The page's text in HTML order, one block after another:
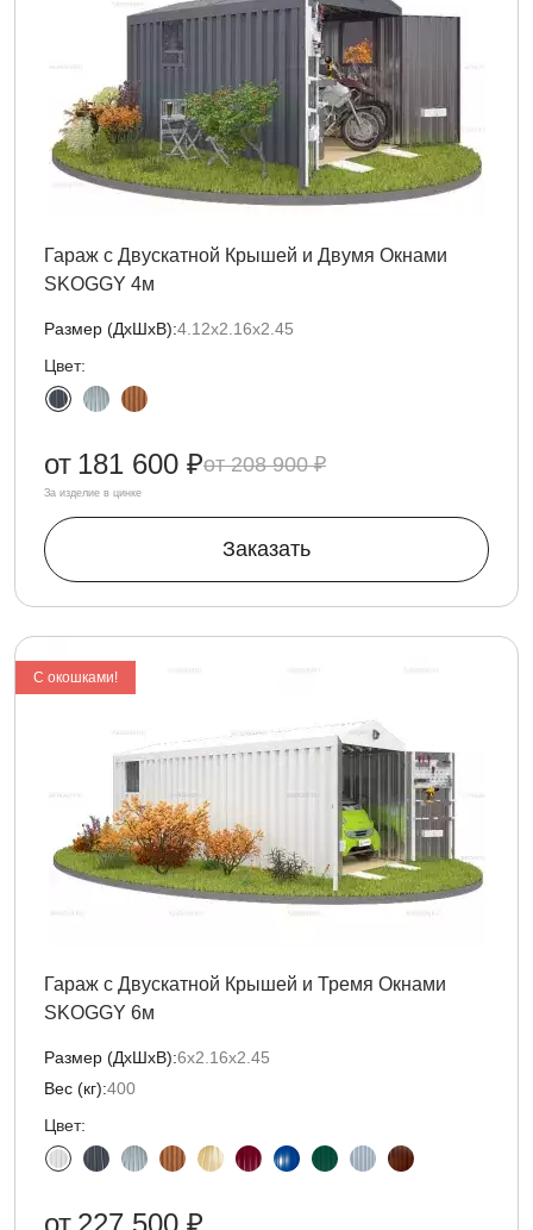
Гараж с Двускатной Крышей и Двумя Окнами
SKOGGY 4м
Размер (ДxШxВ):4.12х2.16х2.45
Цвет:
208 900 ₽
от 181 600 ₽
За изделие в цинке
Заказать
C окошками!
Гараж с Двускатной Крышей и Тремя Окнами
SKOGGY 6м
Размер (ДxШxВ):6х2.16х2.45
Вес (кг):400
Цвет:
от 227 500 ₽